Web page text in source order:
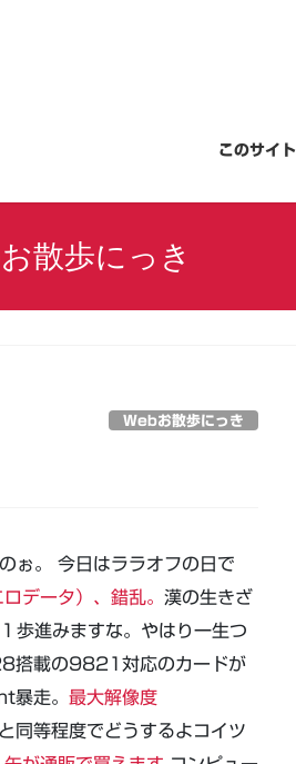
このサイト
散歩にっき
Webお散歩にっき
ぉ。 今日はララオフの日で
データ）、錯乱。 漢の生きざ
歩進みますな。やはり一生つ
搭載の9821対応のカードが
暴走。 最大解像度
等程度でどうするよコイツ